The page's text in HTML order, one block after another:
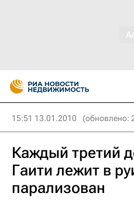
15:51 13.01.2010 (обновлено:
Каждый третий
Гаити лежит в
парализован